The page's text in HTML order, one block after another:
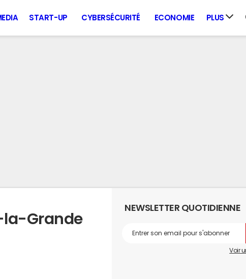
START-UP CYBERSÉCURITÉ ECONOMIE PLUS
la-Grande
NEWSLETTER QUOTIDIENNE
Voir